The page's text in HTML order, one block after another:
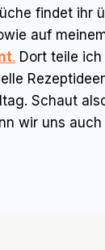
findet ihr
auf
. Dort teile
Schaut
wir uns